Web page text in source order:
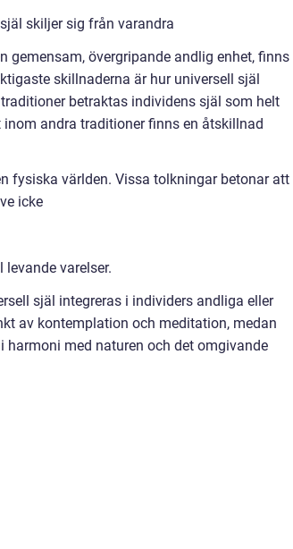
skiljer sig från varandra
gemensam, övergripande andlig enhet, finns
skillnaderna är hur universell själ
betraktas individens själ som helt
andra traditioner finns en åtskillnad
fysiska världen. Vissa tolkningar betonar att
icke
varelser.
själ integreras i individers andliga eller
av kontemplation och meditation, medan
med naturen och det omgivande